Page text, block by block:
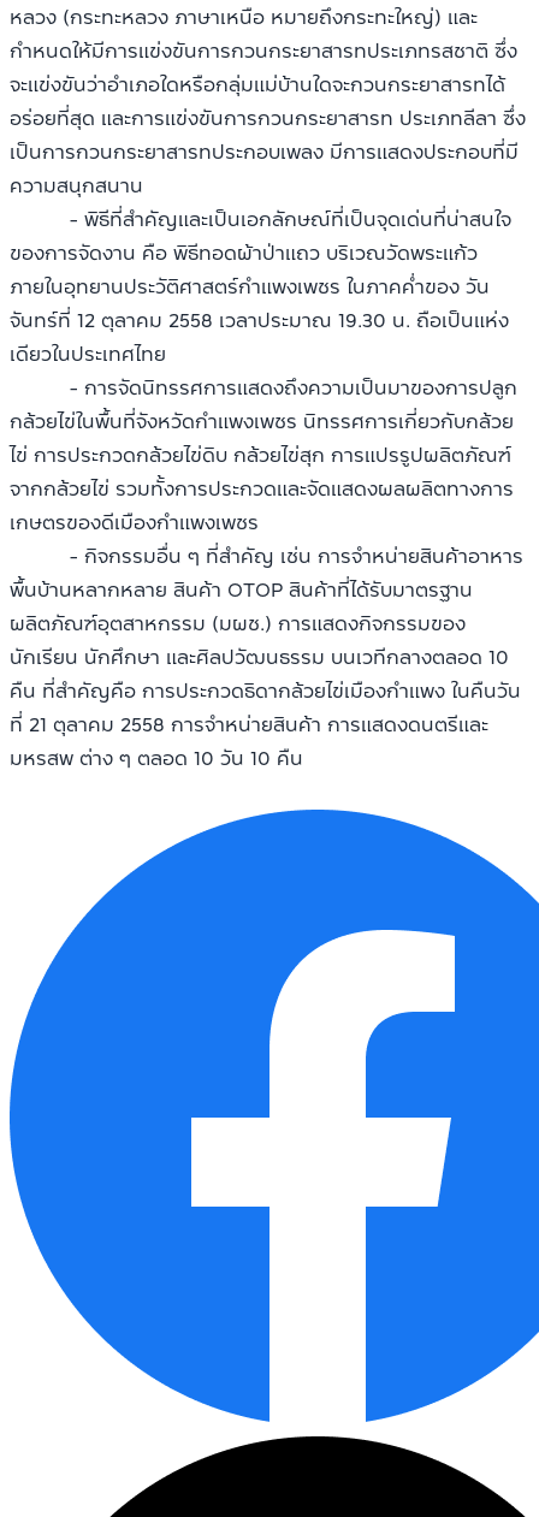
หลวง (กระทะหลวง ภาษาเหนือ หมายถึงกระทะใหญ่) และ
กำหนดให้มีการแข่งขันการกวนกระยาสารทประเภทรสชาติ ซึ่ง
จะแข่งขันว่าอำเภอใดหรือกลุ่มแม่บ้านใดจะกวนกระยาสารทได้
อร่อยที่สุด และการแข่งขันการกวนกระยาสารท ประเภทลีลา ซึ่ง
เป็นการกวนกระยาสารทประกอบเพลง มีการแสดงประกอบที่มี
ความสนุกสนาน
- พิธีที่สำคัญและเป็นเอกลักษณ์ที่เป็นจุดเด่นที่น่าสนใจ
ของการจัดงาน คือ พิธีทอดผ้าป่าแถว บริเวณวัดพระแก้ว
ภายในอุทยานประวัติศาสตร์กำแพงเพชร ในภาคค่ำของ วัน
จันทร์ที่ 12 ตุลาคม 2558 เวลาประมาณ 19.30 น. ถือเป็นแห่ง
เดียวในประเทศไทย
- การจัดนิทรรศการแสดงถึงความเป็นมาของการปลูก
กล้วยไข่ในพื้นที่จังหวัดกำแพงเพชร นิทรรศการเกี่ยวกับกล้วย
ไข่ การประกวดกล้วยไข่ดิบ กล้วยไข่สุก การแปรรูปผลิตภัณฑ์
จากกล้วยไข่ รวมทั้งการประกวดและจัดแสดงผลผลิตทางการ
เกษตรของดีเมืองกำแพงเพชร
- กิจกรรมอื่น ๆ ที่สำคัญ เช่น การจำหน่ายสินค้าอาหาร
พื้นบ้านหลากหลาย สินค้า OTOP สินค้าที่ได้รับมาตรฐาน
ผลิตภัณฑ์อุตสาหกรรม (มผช.) การแสดงกิจกรรมของ
นักเรียน นักศึกษา และศิลปวัฒนธรรม บนเวทีกลางตลอด 10
คืน ที่สำคัญคือ การประกวดธิดากล้วยไข่เมืองกำแพง ในคืนวัน
ที่ 21 ตุลาคม 2558 การจำหน่ายสินค้า การแสดงดนตรีและ
มหรสพ ต่าง ๆ ตลอด 10 วัน 10 คืน